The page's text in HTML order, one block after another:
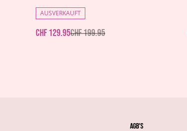
AUSVERKAUFT
CHF 129.95CHF 199.95
AGB's